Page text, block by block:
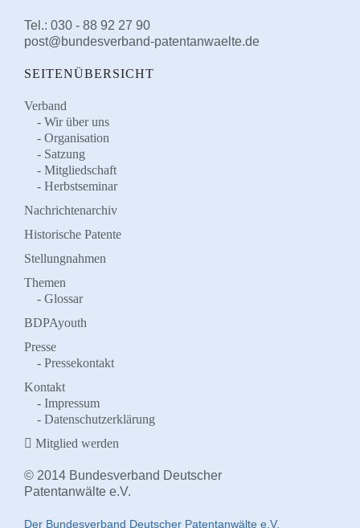
Tel.: 030 - 88 92 27 90
post@bundesverband-patentanwaelte.de
SEITENÜBERSICHT
Verband
Wir über uns
Organisation
Satzung
Mitgliedschaft
Herbstseminar
Nachrichtenarchiv
Historische Patente
Stellungnahmen
Themen
Glossar
BDPAyouth
Presse
Pressekontakt
Kontakt
Impressum
Datenschutzerklärung
Mitglied werden
© 2014 Bundesverband Deutscher
Patentanwälte e.V.
Der Bundesverband Deutscher Patentanwälte e.V.